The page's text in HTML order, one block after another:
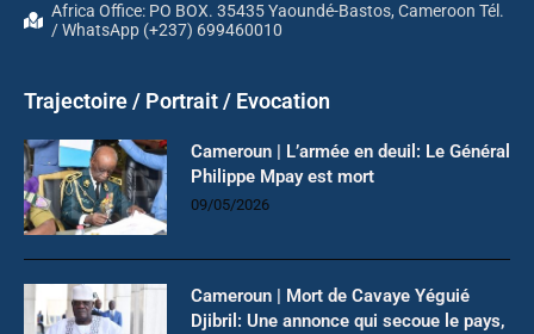
Africa Office: PO BOX. 35435 Yaoundé-Bastos, Cameroon Tél.
/ WhatsApp (+237) 699460010
Trajectoire / Portrait / Evocation
Cameroun | L’armée en deuil: Le Général
Philippe Mpay est mort
09/05/2026
Cameroun | Mort de Cavaye Yéguié
Djibril: Une annonce qui secoue le pays,